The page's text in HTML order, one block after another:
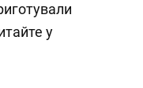
у